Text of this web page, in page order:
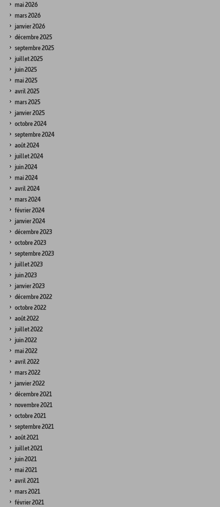
mai 2026
mars 2026
janvier 2026
décembre 2025
septembre 2025
juillet 2025
juin 2025
mai 2025
avril 2025
mars 2025
janvier 2025
octobre 2024
septembre 2024
août 2024
juillet 2024
juin 2024
mai 2024
avril 2024
mars 2024
février 2024
janvier 2024
décembre 2023
octobre 2023
septembre 2023
juillet 2023
juin 2023
janvier 2023
décembre 2022
octobre 2022
août 2022
juillet 2022
juin 2022
mai 2022
avril 2022
mars 2022
janvier 2022
décembre 2021
novembre 2021
octobre 2021
septembre 2021
août 2021
juillet 2021
juin 2021
mai 2021
avril 2021
mars 2021
février 2021